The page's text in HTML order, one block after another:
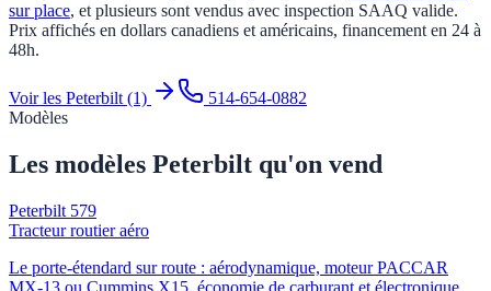
sur place, et plusieurs sont vendus avec inspection SAAQ valide.
Prix affichés en dollars canadiens et américains, financement en 24 à
48h.
Voir les Peterbilt (1)
514-654-0882
Modèles
Les modèles Peterbilt qu'on vend
Peterbilt 579
Tracteur routier aéro
Le porte-étendard sur route : aérodynamique, moteur PACCAR
MX-13 ou Cummins X15, économie de carburant et électronique